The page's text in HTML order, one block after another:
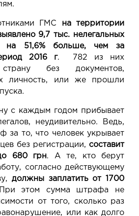
ГМС на территории
9,7 тыс. нелегальных
на 51,6% больше, чем за
2016 г. 782 из них
без документов,
личность, или же прошли
с каждым годом прибывает
неудивительно. Ведь,
за то, что человек укрывает
без регистрации, составит
680 грн. А те, кто берут
согласно действующему
должны заплатить от 1700
этом сумма штрафа не
от того, сколько раз
или как долго